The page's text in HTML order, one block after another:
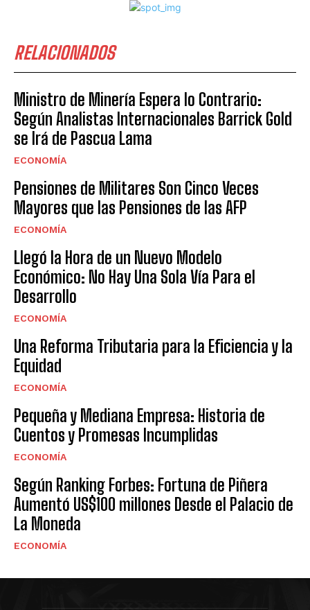
RELACIONADOS
Ministro de Minería Espera lo Contrario:
Según Analistas Internacionales Barrick Gold
se Irá de Pascua Lama
ECONOMÍA
Pensiones de Militares Son Cinco Veces
Mayores que las Pensiones de las AFP
ECONOMÍA
Llegó la Hora de un Nuevo Modelo
Económico: No Hay Una Sola Vía Para el
Desarrollo
ECONOMÍA
Una Reforma Tributaria para la Eficiencia y la
Equidad
ECONOMÍA
Pequeña y Mediana Empresa: Historia de
Cuentos y Promesas Incumplidas
ECONOMÍA
Según Ranking Forbes: Fortuna de Piñera
Aumentó US$100 millones Desde el Palacio de
La Moneda
ECONOMÍA